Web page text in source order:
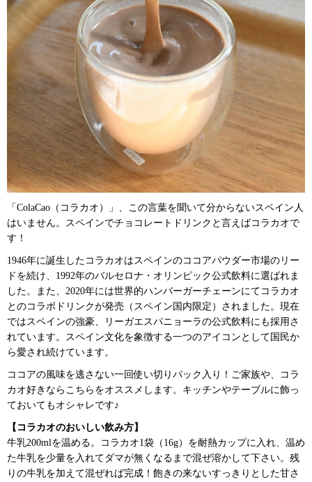
「ColaCao（コラカオ）」、この言葉を聞いて分からないスペイン人
はいません。スペインでチョコレートドリンクと言えばコラカオで
す！
1946年に誕生したコラカオはスペインのココアパウダー市場のリー
ドを続け、1992年のバルセロナ・オリンピック公式飲料に選ばれま
した。また、2020年には世界的ハンバーガーチェーンにてコラカオ
とのコラボドリンクが発売（スペイン国内限定）されました。現在
ではスペインの強豪、リーガエスパニョーラの公式飲料にも採用さ
れています。スペイン文化を象徴する一つのアイコンとして国民か
ら愛され続けています。
ココアの風味を逃さない一回使い切りパック入り！ご家族や、コラ
カオ好きならこちらをオススメします。キッチンやテーブルに飾っ
ておいてもオシャレです♪
【コラカオのおいしい飲み方】
牛乳200mlを温める。コラカオ1袋（16g）を耐熱カップに入れ、温め
た牛乳を少量を入れてダマが無くなるまで混ぜ溶かして下さい。残
りの牛乳を加えて混ぜれば完成！飽きの来ないすっきりとした甘さ